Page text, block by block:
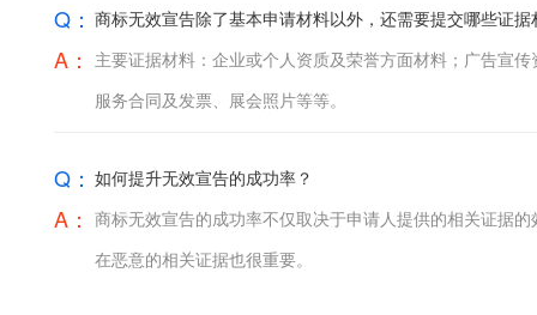
Q： 商标无效宣告除了基本申请材料以外，还需要提交哪些证据
A：
主要证据材料：企业或个人资质及荣誉方面材料；广告宣
服务合同及发票、展会照片等等。
Q： 如何提升无效宣告的成功率？
A： 商标无效宣告的成功率不仅取决于申请人提供的相关证据
在恶意的相关证据也很重要。